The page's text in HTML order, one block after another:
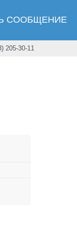
СООБЩЕНИЕ
205-30-11